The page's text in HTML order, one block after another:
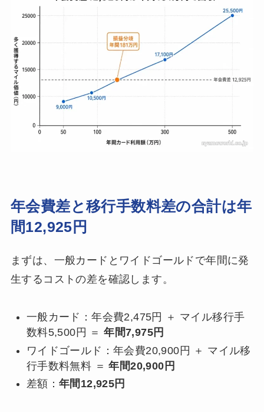
年会費差と移行手数料差の合計は年
間12,925円
まずは、一般カードとワイドゴールドで年間に発
生するコストの差を確認します。
一般カード：年会費2,475円 ＋ マイル移行手
数料5,500円 ＝年間7,975円
ワイドゴールド：年会費20,900円 ＋ マイル移
行手数料無料 ＝年間20,900円
差額： 年間12,925円